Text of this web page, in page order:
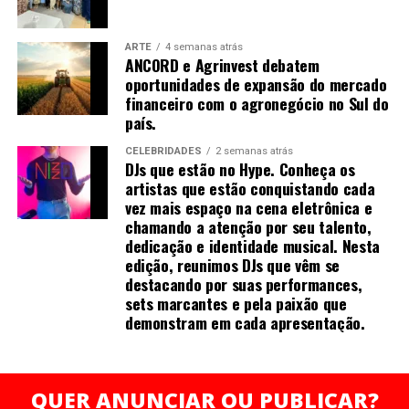
WELL THE DJ é apaixonado por música eletrônica desde
a adolescência, iniciou sua trajetória como DJ em 2020 e
atua profissionalmente há mais de 3 anos. Como DJ
Open Format, destaca-se pelos estilos Pop, Funk, EDM,
House e Flashbacks.
Seu diferencial está na dedicação aos estudos e à
preparação de cada apresentação, buscando criar uma
conexão única com o público. Um dos momentos mais
durante o Carnaval.
O evento será realizado de forma presencial, às 19h,
com participação gratuita mediante inscrição prévia e
vagas limitadas.
Serviço:
Evento: Encontro de profissionais do mercado
financeiro que querem crescer no agro
Data e horário: 8 de julho de 2026 (terça-feira), às
19h
Local: Agrinvest Commodities — Curitiba (PR)
Gratuito, com inscrições limitadas
Inscrições: https://link.agrinvest.agr.br/43SdCUw
ARTE 4 semanas atrás
ANCORD e Agrinvest debatem
oportunidades de expansão do mercado
financeiro com o agronegócio no Sul do
país.
CELEBRIDADES 2 semanas atrás
DJs que estão no Hype. Conheça os
artistas que estão conquistando cada
vez mais espaço na cena eletrônica e
chamando a atenção por seu talento,
dedicação e identidade musical. Nesta
edição, reunimos DJs que vêm se
destacando por suas performances,
sets marcantes e pela paixão que
demonstram em cada apresentação.
QUER ANUNCIAR OU PUBLICAR?